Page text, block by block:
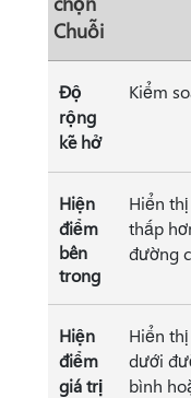
Chuỗi
Độ
rộng
kẽ hở
Kiểm
Hiện
điểm
bên
trong
Hiển
thấp
đường
Hiện
điểm
giá trị
Hiển
dưới
bình